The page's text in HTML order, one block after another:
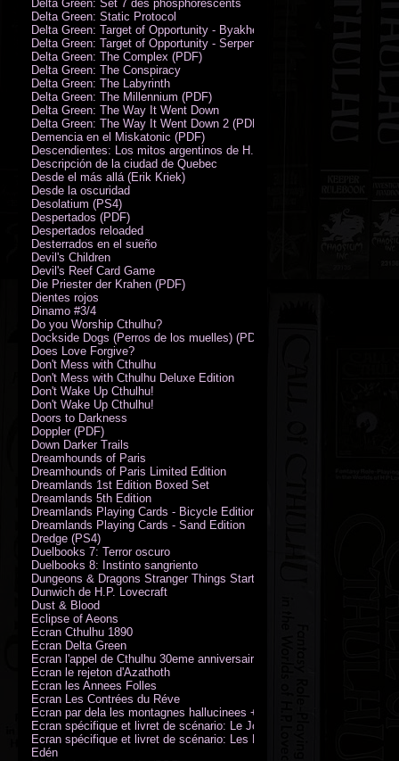
Delta Green: Set 7 dés phosphorescents
Delta Green: Static Protocol
Delta Green: Target of Opportunity - Byakhee
Delta Green: Target of Opportunity - Serpent Man
Delta Green: The Complex (PDF)
Delta Green: The Conspiracy
Delta Green: The Labyrinth
Delta Green: The Millennium (PDF)
Delta Green: The Way It Went Down
Delta Green: The Way It Went Down 2 (PDF)
Demencia en el Miskatonic (PDF)
Descendientes: Los mitos argentinos de H.P. Lovecraft
Descripción de la ciudad de Quebec
Desde el más allá (Erik Kriek)
Desde la oscuridad
Desolatium (PS4)
Despertados (PDF)
Despertados reloaded
Desterrados en el sueño
Devil's Children
Devil's Reef Card Game
Die Priester der Krahen (PDF)
Dientes rojos
Dinamo #3/4
Do you Worship Cthulhu?
Dockside Dogs (Perros de los muelles) (PDF)
Does Love Forgive?
Don't Mess with Cthulhu
Don't Mess with Cthulhu Deluxe Edition
Don't Wake Up Cthulhu!
Don't Wake Up Cthulhu!
Doors to Darkness
Doppler (PDF)
Down Darker Trails
Dreamhounds of Paris
Dreamhounds of Paris Limited Edition
Dreamlands 1st Edition Boxed Set
Dreamlands 5th Edition
Dreamlands Playing Cards - Bicycle Edition
Dreamlands Playing Cards - Sand Edition
Dredge (PS4)
Duelbooks 7: Terror oscuro
Duelbooks 8: Instinto sangriento
Dungeons & Dragons Stranger Things Starter Set
Dunwich de H.P. Lovecraft
Dust & Blood
Eclipse of Aeons
Ecran Cthulhu 1890
Ecran Delta Green
Ecran l'appel de Cthulhu 30eme anniversaire
Ecran le rejeton d'Azathoth
Ecran les Annees Folles
Ecran Les Contrées du Réve
Ecran par dela les montagnes hallucinees + kit d'expedition
Ecran spécifique et livret de scénario: Le Jour de la Bête
Ecran spécifique et livret de scénario: Les Masques de Nyarlathotep
Edén